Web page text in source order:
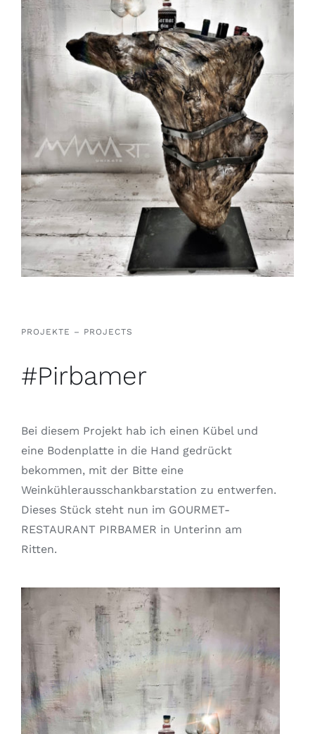
PROJEKTE – PROJECTS
#Pirbamer
Bei diesem Projekt hab ich einen Kübel und
eine Bodenplatte in die Hand gedrückt
bekommen, mit der Bitte eine
Weinkühlerausschankbarstation zu entwerfen.
Dieses Stück steht nun im GOURMET-
RESTAURANT PIRBAMER in Unterinn am
Ritten.